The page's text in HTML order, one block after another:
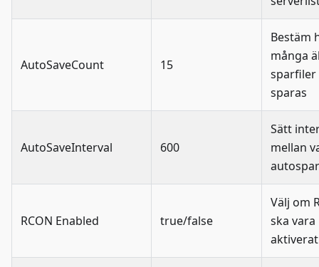
AutoSaveCount 15
Bestäm
många
sparfiler
sparas
AutoSaveInterval 600
Sätt
mellan
RCON Enabled true/false
Välj om
ska vara
aktiverat